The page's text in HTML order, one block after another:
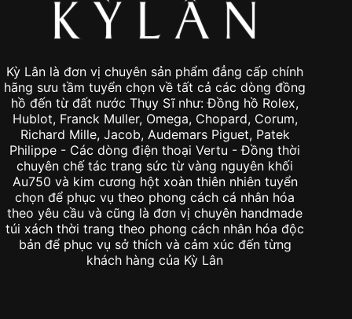
Kỳ Lân là đơn vị chuyên sản phẩm đẳng cấp chính
hãng sưu tầm tuyển chọn về tất cả các dòng đồng
hồ đến từ đất nước Thụy Sĩ như: Đồng hồ Rolex,
Hublot, Franck Muller, Omega, Chopard, Corum,
Richard Mille, Jacob, Audemars Piguet, Patek
Philippe - Các dòng điện thoại Vertu - Đồng thời
chuyên chế tác trang sức từ vàng nguyên khối
Au750 và kim cương hột xoàn thiên nhiên tuyển
chọn để phục vụ theo phong cách cá nhân hóa
theo yêu cầu và cũng là đơn vị chuyên handmade
túi xách thời trang theo phong cách nhân hóa độc
bản để phục vụ sở thích và cảm xúc đến từng
khách hàng của Kỳ Lân